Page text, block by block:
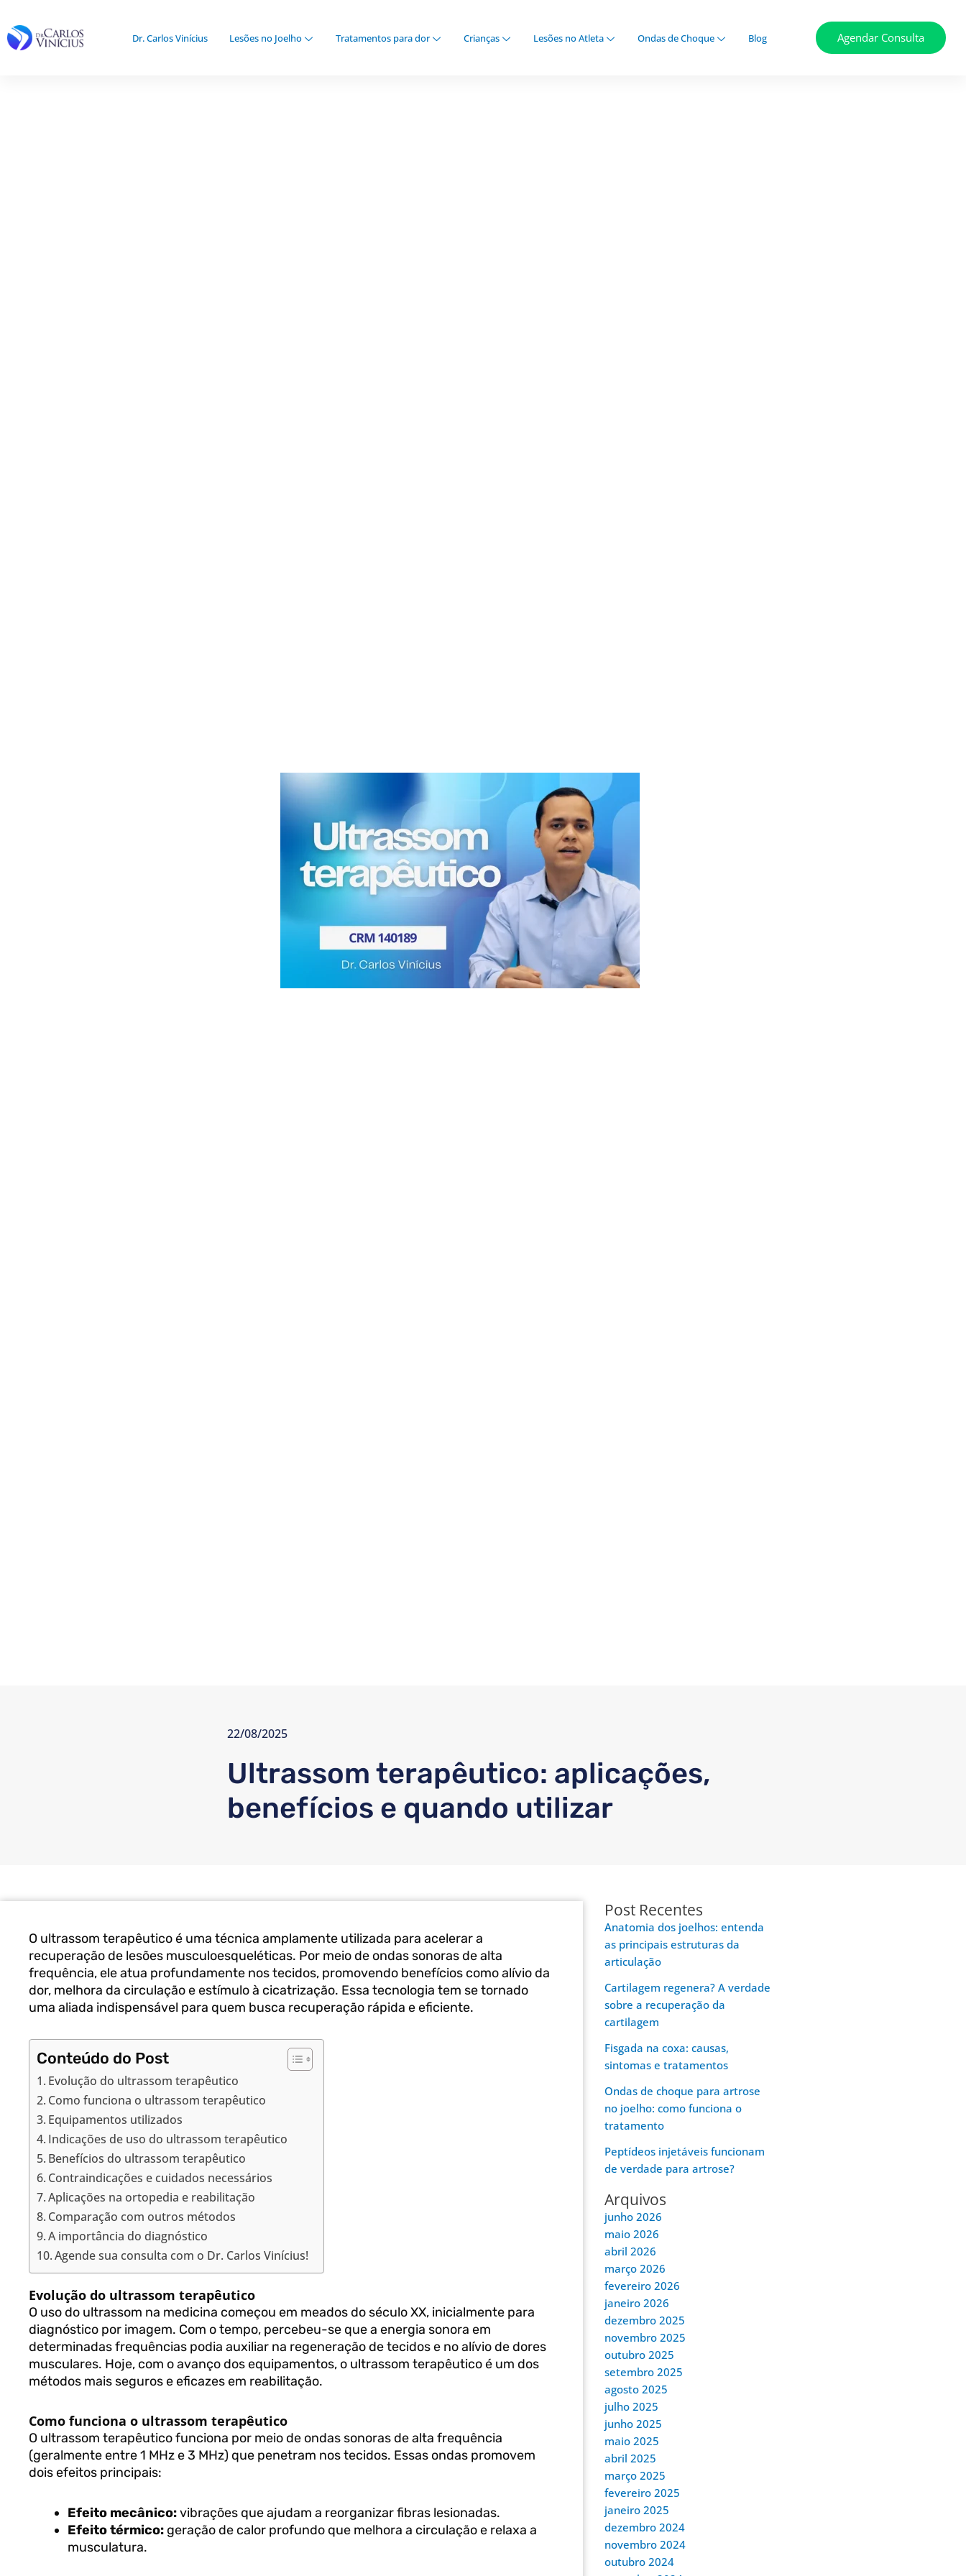
para
Dr. Carlos Vinícius Lesões no Joelho Tratamentos para dor Crianças Lesões no Atleta Ondas de Choque Blog Agendar Consulta
22/08/2025
Ultrassom terapêutico: aplicações,
benefícios e quando utilizar
O ultrassom terapêutico é uma técnica amplamente utilizada para acelerar a
recuperação de lesões musculoesqueléticas. Por meio de ondas sonoras de alta
frequência, ele atua profundamente nos tecidos, promovendo benefícios como alívio da
dor, melhora da circulação e estímulo à cicatrização. Essa tecnologia tem se tornado
uma aliada indispensável para quem busca recuperação rápida e eficiente.
Conteúdo do Post
Evolução do ultrassom terapêutico
Como funciona o ultrassom terapêutico
Equipamentos utilizados
Indicações de uso do ultrassom terapêutico
Benefícios do ultrassom terapêutico
Contraindicações e cuidados necessários
Aplicações na ortopedia e reabilitação
Comparação com outros métodos
A importância do diagnóstico
Agende sua consulta com o Dr. Carlos Vinícius!
Evolução do ultrassom terapêutico
O uso do ultrassom na medicina começou em meados do século XX, inicialmente para
diagnóstico por imagem. Com o tempo, percebeu-se que a energia sonora em
determinadas frequências podia auxiliar na regeneração de tecidos e no alívio de dores
musculares. Hoje, com o avanço dos equipamentos, o ultrassom terapêutico é um dos
métodos mais seguros e eficazes em reabilitação.
Como funciona o ultrassom terapêutico
O ultrassom terapêutico funciona por meio de ondas sonoras de alta frequência
(geralmente entre 1 MHz e 3 MHz) que penetram nos tecidos. Essas ondas promovem
dois efeitos principais:
Efeito mecânico:vibrações que ajudam a reorganizar fibras lesionadas.
Efeito térmico: geração de calor profundo que melhora a circulação e relaxa a
musculatura.
Post Recentes
Anatomia dos joelhos: entenda
as principais estruturas da
articulação
Cartilagem regenera? A verdade
sobre a recuperação da
cartilagem
Fisgada na coxa: causas,
sintomas e tratamentos
Ondas de choque para artrose
no joelho: como funciona o
tratamento
Peptídeos injetáveis funcionam
de verdade para artrose?
Arquivos
junho 2026
maio 2026
abril 2026
março 2026
fevereiro 2026
janeiro 2026
dezembro 2025
novembro 2025
outubro 2025
setembro 2025
agosto 2025
julho 2025
junho 2025
maio 2025
abril 2025
março 2025
fevereiro 2025
janeiro 2025
dezembro 2024
novembro 2024
outubro 2024